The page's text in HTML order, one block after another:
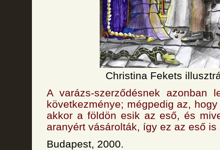
Christina Fekets
A varázs-szerződésnek azonban
következménye; mégpedig az,
akkor a földön esik az eső, és
aranyért vásárolták, így ez az eső is
Budapest, 2000.